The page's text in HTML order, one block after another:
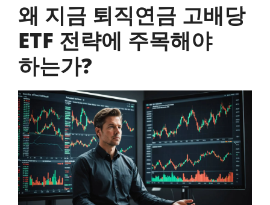
왜 지금 퇴직연금 고배당
ETF 전략에 주목해야
하는가?